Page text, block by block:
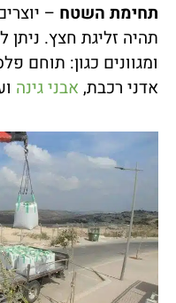
תחימת השטח –
תהיה זליגת חצץ. ניתן
ומגוונים כגון: תוחם
אדני רכבת, אבני גינה